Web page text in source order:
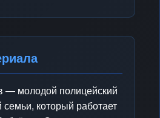
— молодой полицейский
семьи, который работает